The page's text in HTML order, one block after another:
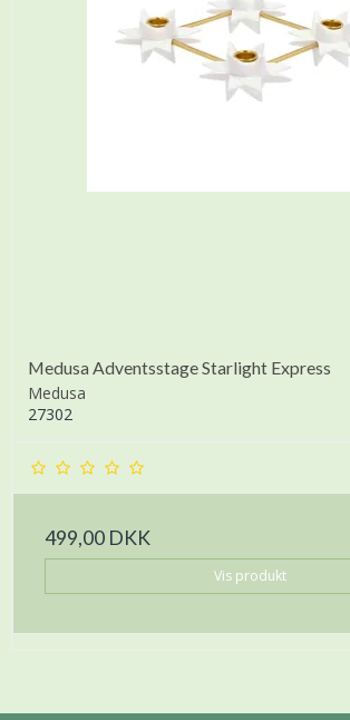
Medusa Adventsstage Starlight Express
Medusa
27302
499,00 DKK
Vis produkt